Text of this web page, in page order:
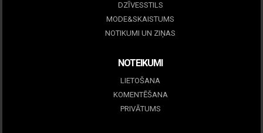
DZĪVESSTILS
MODE&SKAISTUMS
NOTIKUMI UN ZIŅAS
NOTEIKUMI
LIETOŠANA
KOMENTĒŠANA
PRIVĀTUMS